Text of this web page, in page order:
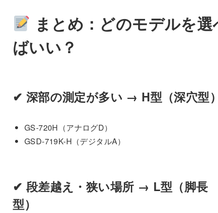
まとめ：どのモデルを選
ばいい？
✔ 深部の測定が多い → H型（深穴型
GS-720H（アナログD）
GSD-719K-H（デジタルA）
✔ 段差越え・狭い場所 → L型（脚長
型）